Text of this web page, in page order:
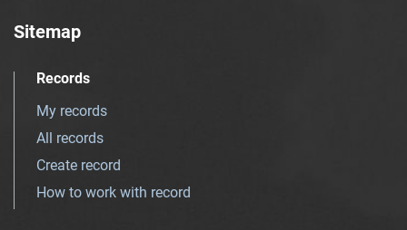
Sitemap
Records
My records
All records
Create record
How to work with record